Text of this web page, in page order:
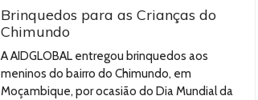
Brinquedos para as Crianças do
Chimundo
A AIDGLOBAL entregou brinquedos aos
meninos do bairro do Chimundo, em
Moçambique, por ocasião do Dia Mundial da